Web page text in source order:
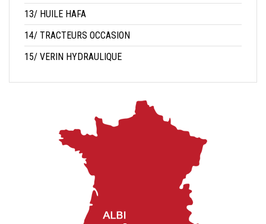
13/ HUILE HAFA
14/ TRACTEURS OCCASION
15/ VERIN HYDRAULIQUE